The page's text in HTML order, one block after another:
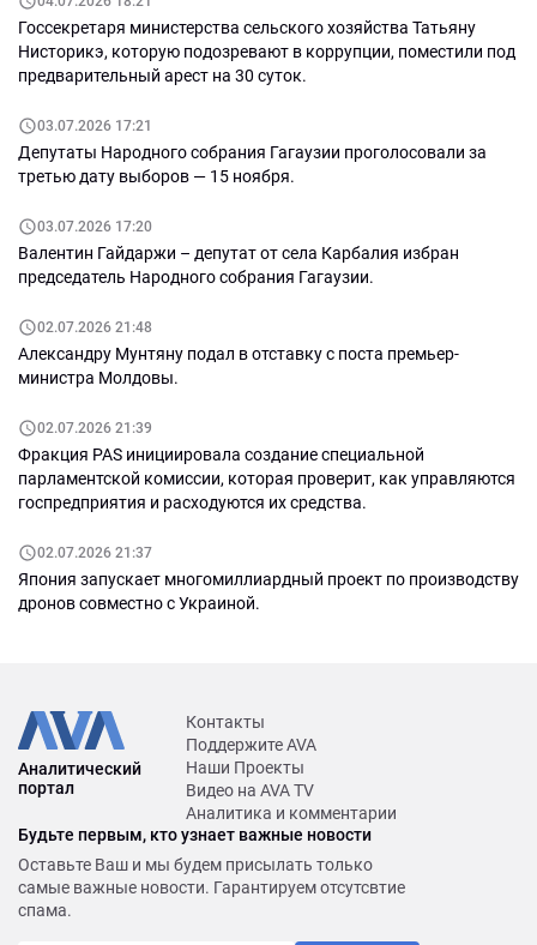
Госсекретаря министерства сельского хозяйства Татьяну
Нисторикэ, которую подозревают в коррупции, поместили под
предварительный арест на 30 суток.
03.07.2026 17:21
Депутаты Народного собрания Гагаузии проголосовали за
третью дату выборов — 15 ноября.
03.07.2026 17:20
Валентин Гайдаржи – депутат от села Карбалия избран
председатель Народного собрания Гагаузии.
02.07.2026 21:48
Александру Мунтяну подал в отставку с поста премьер-
министра Молдовы.
02.07.2026 21:39
Фракция PAS инициировала создание специальной
парламентской комиссии, которая проверит, как управляются
госпредприятия и расходуются их средства.
02.07.2026 21:37
Япония запускает многомиллиардный проект по производству
дронов совместно с Украиной.
Аналитический
портал
Контакты
Поддержите AVA
Наши Проекты
Видео на AVA TV
Аналитика и комментарии
Будьте первым, кто узнает важные новости
Оставьте Ваш и мы будем присылать только
самые важные новости. Гарантируем отсутсвтие
спама.